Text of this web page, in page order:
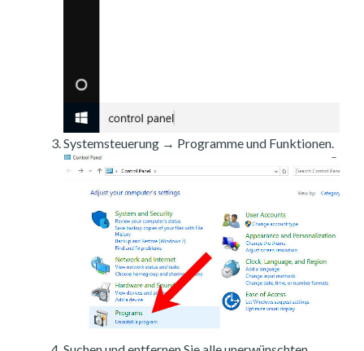
Systemsteuerung → Programme und Funktionen.